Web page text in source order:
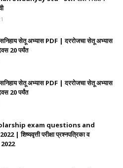
सेतू अभ्यास PDF | दररोजचा सेतू अभ्यास
20 पर्यंत
सेतू अभ्यास PDF | दररोजचा सेतू अभ्यास
20 पर्यंत
exam questions and
| शिष्यवृत्ती परीक्षा प्रश्नपत्रिका व
2022